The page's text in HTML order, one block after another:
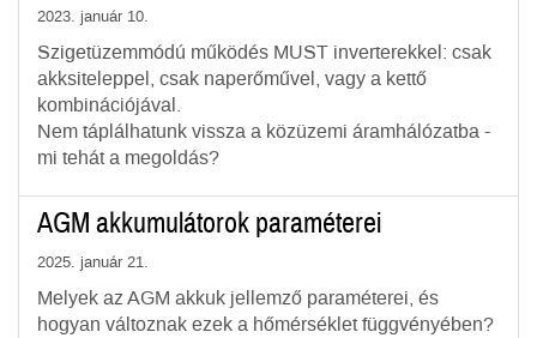
2023. január 10.
Szigetüzemmódú működés MUST inverterekkel: csak
akksiteleppel, csak naperőművel, vagy a kettő
kombinációjával.
Nem táplálhatunk vissza a közüzemi áramhálózatba -
mi tehát a megoldás?
AGM akkumulátorok paraméterei
2025. január 21.
Melyek az AGM akkuk jellemző paraméterei, és
hogyan változnak ezek a hőmérséklet függvényében?